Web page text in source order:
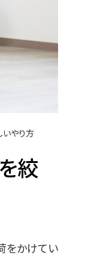
いやり方
絞
をかけてい